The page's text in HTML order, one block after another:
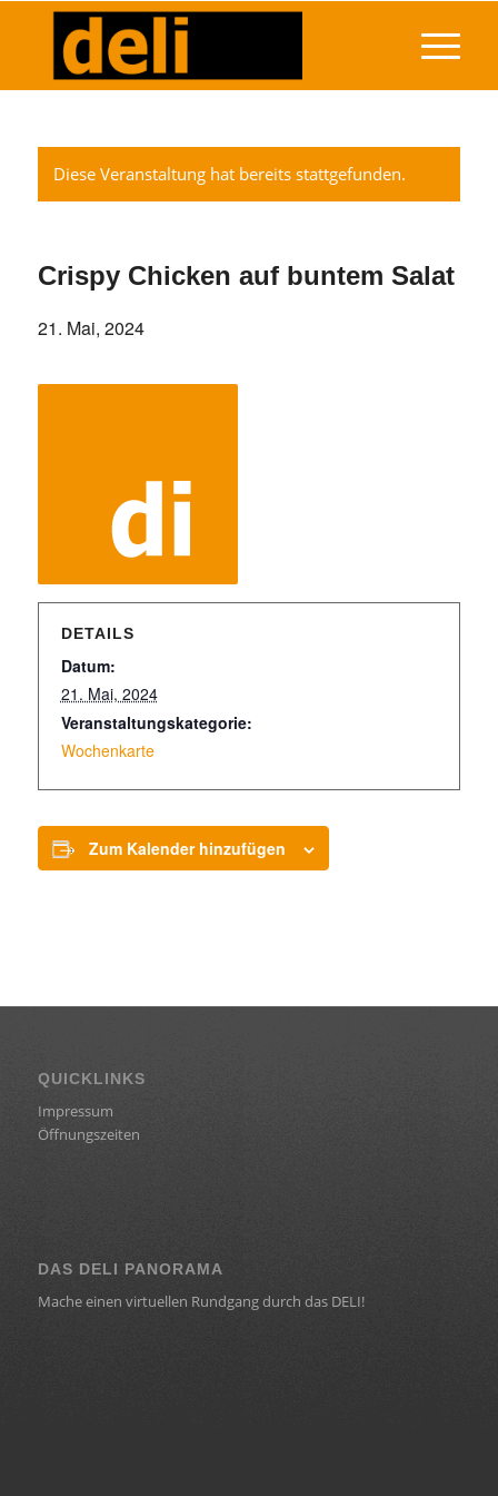
Diese Veranstaltung hat bereits stattgefunden.
Crispy Chicken auf buntem Salat
21. Mai, 2024
DETAILS
Datum:
21. Mai, 2024
Veranstaltungskategorie:
Wochenkarte
Zum Kalender hinzufügen
QUICKLINKS
Impressum
Öffnungszeiten
DAS DELI PANORAMA
Mache einen virtuellen Rundgang durch das DELI!